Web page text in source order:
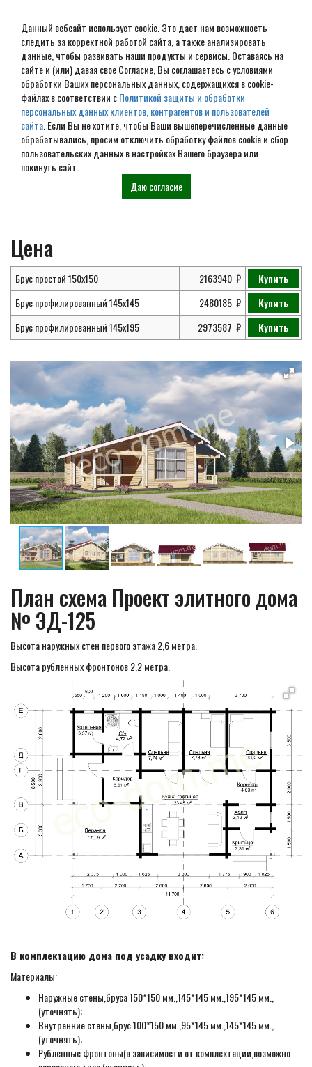
Данный вебсайт использует cookie. Это дает нам возможность
следить за корректной работой сайта, а также анализировать
данные, чтобы развивать наши продукты и сервисы. Оставаясь на
сайте и (или) давая свое Согласие, Вы соглашаетесь с условиями
обработки Ваших персональных данных, содержащихся в cookie-
файлах в соответствии сПолитикой защиты и обработки
персональных данных клиентов, контрагентов и пользователей
сайта . Если Вы не хотите, чтобы Ваши вышеперечисленные данные
обрабатывались, просим отключить обработку файлов cookie и сбор
пользовательских данных в настройках Вашего браузера или
покинуть сайт.
Даю согласие
Проект элитного дома из
бруса № ЭД-125
Главная Проекты
Элитные дома из
Проект элитного дома №
Цена
Брус простой 150х150 2163940
Купить
Брус профилированный 145х145
2480185
Купить
Брус профилированный 145х195
2973587 Купить
План схема Проект элитного дома
№ ЭД-125
Высота наружных стен первого этажа 2,6 метра.
Высота рубленных фронтонов 2,2 метра.
В комплектацию дома под усадку входит:
Материалы:
Наружные стены,бруса 150*150 мм.,145*145 мм.,195*145 мм.,
(уточнять);
Внутренние стены,брус 100*150 мм.,95*145 мм.,145*145 мм.,
(уточнять);
Рубленные фронтоны(в зависимости от комплектации,возможно